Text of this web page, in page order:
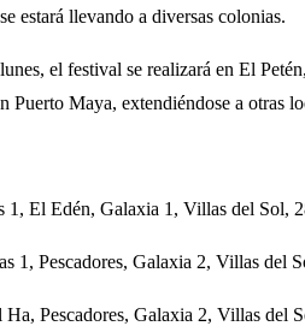
estará llevando a diversas colonias.
el festival se realizará en El
Puerto Maya, extendiéndose a otras
1, El Edén, Galaxia 1, Villas del Sol,
1, Pescadores, Galaxia 2, Villas
Pescadores, Galaxia 2, Villas